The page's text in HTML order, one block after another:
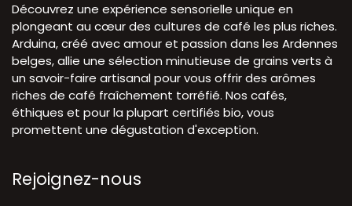
Découvrez une expérience sensorielle unique en
plongeant au cœur des cultures de café les plus riches.
Arduina, créé avec amour et passion dans les Ardennes
belges, allie une sélection minutieuse de grains verts à
un savoir-faire artisanal pour vous offrir des arômes
riches de café fraîchement torréfié. Nos cafés,
éthiques et pour la plupart certifiés bio, vous
promettent une dégustation d'exception.
Rejoignez-nous